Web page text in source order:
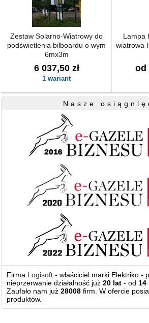
Zestaw Solarno-Wiatrowy do
podświetlenia bilboardu o wym
6mx3m
6 037,50 zł
1 wariant
Lampa
wiatrowa
od
Nasze
Firma Logisoft - właściciel marki Elektriko -
nieprzerwanie działalność już20 lat - od14
Zaufało nam już28008 firm. W ofercie
produktów.